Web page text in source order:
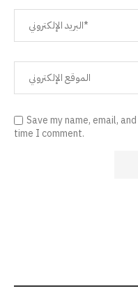
Save my name, email,
time I comment.